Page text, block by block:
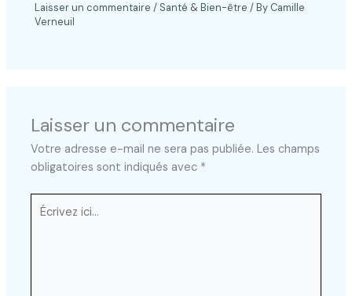
Laisser un commentaire / Santé & Bien-être / By Camille
Verneuil
Laisser un commentaire
Votre adresse e-mail ne sera pas publiée. Les champs
obligatoires sont indiqués avec *
Écrivez
ici…